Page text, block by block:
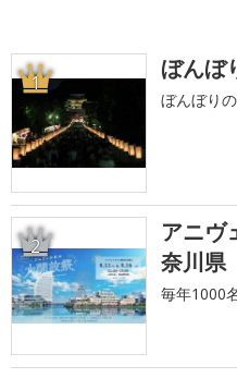
1 ぼんぼ
ぼんぼり
2
アニヴ
奈川県
毎年1000